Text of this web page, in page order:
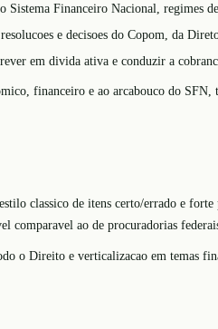
Financeiro Nacional, regimes
e decisoes do Copom, da
em divida ativa e conduzir a
financeiro e ao arcabouco do SFN,
classico de itens certo/errado e
comparavel ao de procuradorias
o Direito e verticalizacao em temas